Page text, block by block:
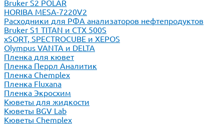
Bruker S2 POLAR
HORIBA MESA-7220V2
Расходники для РФА анализаторов нефтепродуктов
Bruker S1 TITAN и CTX 500S
xSORT, SPECTROCUBE и XEPOS
Olympus VANTA и DELTA
Пленка для кювет
Пленка Перрл Аналитик
Пленка Chemplex
Пленка Fluxana
Пленка Экросхим
Кюветы для жидкости
Кюветы BGV Lab
Кюветы Chemplex